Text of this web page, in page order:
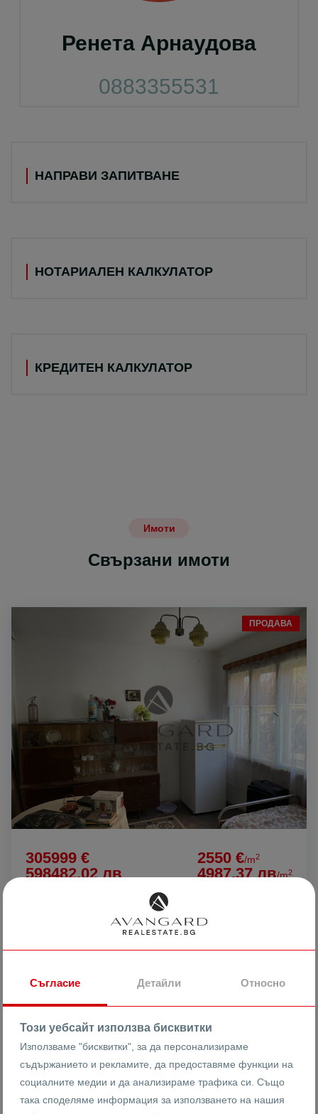
Ренета Арнаудова
0883355531
КРЕДИТЕН КАЛКУЛАТОР
НОТАРИАЛЕН КАЛКУЛАТОР
НАПРАВИ ЗАПИТВАНЕ
Имоти
Свързани имоти
ПРОДАВА
305999 €
598482.02 лв
2550 €/m2
4987.37 лв/m2
КЪЩА В ЦЕНТЪРА НА ВОЙВОДИНОВО!
Къща
1от2
Етаж
120 m
Площ
Съгласие Детайли Относно
Този уебсайт използва бисквитки
Използваме "бисквитки", за да персонализираме
съдържанието и рекламите, да предоставяме функции на
социалните медии и да анализираме трафика си. Също
така споделяме информация за използването на нашия